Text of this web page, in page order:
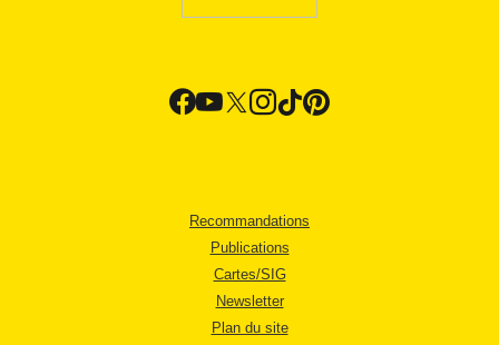
Recommandations
Publications
Cartes/SIG
Newsletter
Plan du site